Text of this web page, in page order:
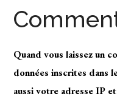
Quand vous laissez un
données inscrites dans
aussi votre adresse IP